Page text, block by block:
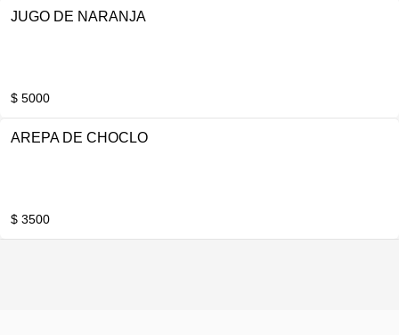
JUGO DE NARANJA
$ 5000
AREPA DE CHOCLO
$ 3500